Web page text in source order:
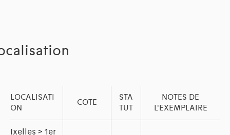
LOCALISATI
ON
COTE
STA
TUT
NOTES DE
L'EXEMPLAIRE
Ixelles > 1er